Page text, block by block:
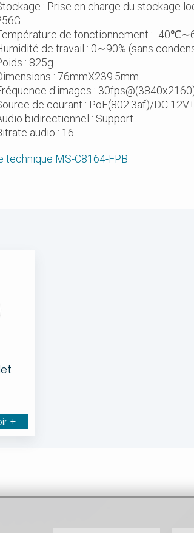
: Prise en charge du stockage
de fonctionnement : -
de travail : 0∼90% (sans
: 825g
: 76mmX239.5mm
d'images :
de courant : PoE(802.3af)/DC
bidirectionnel : Support
audio : 16
technique MS-C8164-FPB
+